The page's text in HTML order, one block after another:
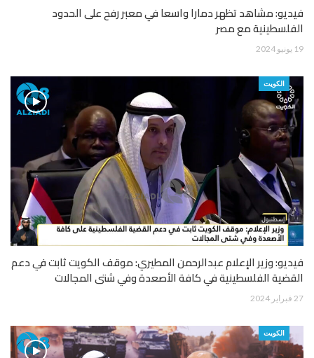
فيديو: مشاهد تظهر دمارا واسعا في معبر رفح على الحدود
الفلسطينية مع مصر
19 يونيو 2024
الكويت
فيديو: وزير الإعلام عبدالرحمن المطيري: موقف الكويت ثابت في دعم
القضية الفلسطينية في كافة الأصعدة وفي شتى المجالات
27 فبراير 2024
الكويت